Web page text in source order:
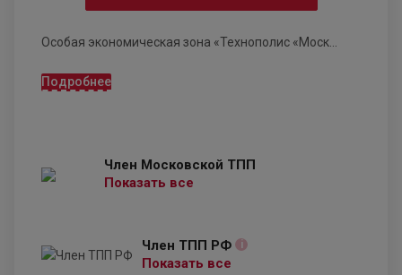
Особая экономическая зона «Технополис «Моск...
Подробнее
Член Московской ТПП
Показать все
Член ТПП РФ i
Показать все